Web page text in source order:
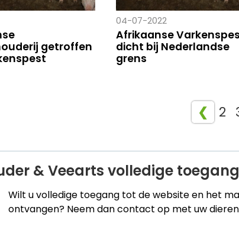
getroffen
04-07-2022
Afrikaanse
dicht bij Nederlandse
grens
❮ 2
& Veearts volledige toegang
Wilt u volledige toegang tot de website en het
ontvangen? Neem dan contact op met uw